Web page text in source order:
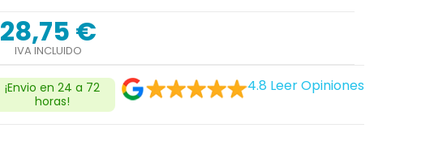
28,75 €
IVA INCLUIDO
¡Envio en 24 a 72
horas!
4.8 Leer Opiniones